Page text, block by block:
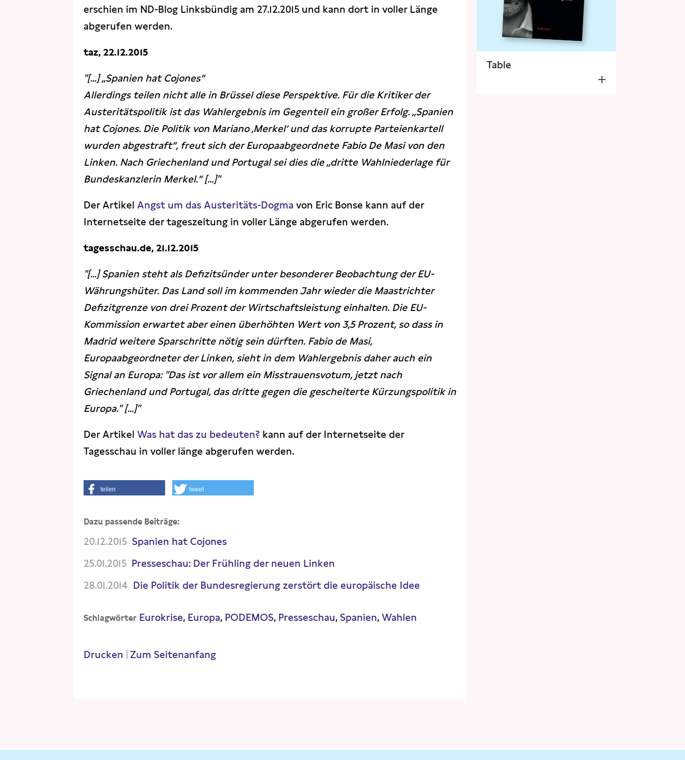
erschien im ND-Blog Linksbündig am 27.12.2015 und kann dort in voller Länge
abgerufen werden.
taz, 22.12.2015
"[...] „Spanien hat Cojones“
Allerdings teilen nicht alle in Brüssel diese Perspektive. Für die Kritiker der
Austeritätspolitik ist das Wahlergebnis im Gegenteil ein großer Erfolg. „Spanien
hat Cojones. Die Politik von Mariano ‚Merkel‘ und das korrupte Parteienkartell
wurden abgestraft“, freut sich der Europaabgeordnete Fabio De Masi von den
Linken. Nach Griechenland und Portugal sei dies die „dritte Wahlniederlage für
Bundeskanzlerin Merkel.“ [...]"
Der ArtikelAngst um das Austeritäts-Dogma von Eric Bonse kann auf der
Internetseite der tageszeitung in voller Länge abgerufen werden.
tagesschau.de, 21.12.2015
"[...] Spanien steht als Defizitsünder unter besonderer Beobachtung der EU-
Währungshüter. Das Land soll im kommenden Jahr wieder die Maastrichter
Defizitgrenze von drei Prozent der Wirtschaftsleistung einhalten. Die EU-
Kommission erwartet aber einen überhöhten Wert von 3,5 Prozent, so dass in
Madrid weitere Sparschritte nötig sein dürften. Fabio de Masi,
Europaabgeordneter der Linken, sieht in dem Wahlergebnis daher auch ein
Signal an Europa: "Das ist vor allem ein Misstrauensvotum, jetzt nach
Griechenland und Portugal, das dritte gegen die gescheiterte Kürzungspolitik in
Europa." [...]"
Der ArtikelWas hat das zu bedeuten? kann auf der Internetseite der
Tagesschau in voller länge abgerufen werden.
teilen tweet
Dazu passende Beiträge:
20.12.2015 Spanien hat Cojones
25.01.2015 Presseschau: Der Frühling der neuen Linken
28.01.2014 Die Politik der Bundesregierung zerstört die europäische Idee
Schlagwörter Eurokrise Europa PODEMOS Presseschau Spanien Wahlen
Drucken Zum Seitenanfang
Table